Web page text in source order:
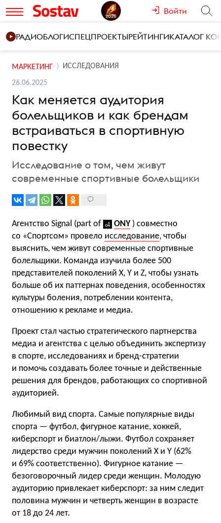
Войти
РАДИОБЛОГИСПЕЦПРОЕКТЫРЕЙТИНГИКАТАЛОГ
МАРКЕТИНГ ИССЛЕДОВАНИЯ
26.06.2025
Как меняется аудитория
болельщиков и как брендам
встраиваться в спортивную
повестку
Исследование о том, чем живут
современные спортивные болельщики
Агентство Signal (part of ONY ) совместно
со «Спортсом» провело исследование, чтобы
выяснить, чем живут современные спортивные
болельщики. Команда изучила более 500
представителей поколений X, Y и Z, чтобы узнать
больше об их паттернах поведения, особенностях
культуры боления, потреблении контента,
отношению к рекламе и медиа.
Проект стал частью стратегического партнерства
медиа и агентства с целью объединить экспертизу
в спорте, исследованиях и бренд-стратегии
и помочь создавать более точные и действенные
решения для брендов, работающих со спортивной
аудиторией.
Любимый вид спорта. Самые популярные виды
спорта — футбол, фигурное катание, хоккей,
киберспорт и биатлон/лыжи. Футбол сохраняет
лидерство среди мужчин поколений X и Y (62%
и 69% соответственно). Фигурное катание —
безоговорочный лидер среди женщин. Молодую
аудиторию привлекает киберспорт: за ним следит
половина мужчин и четверть женщин в возрасте
от 18 до 24 лет.